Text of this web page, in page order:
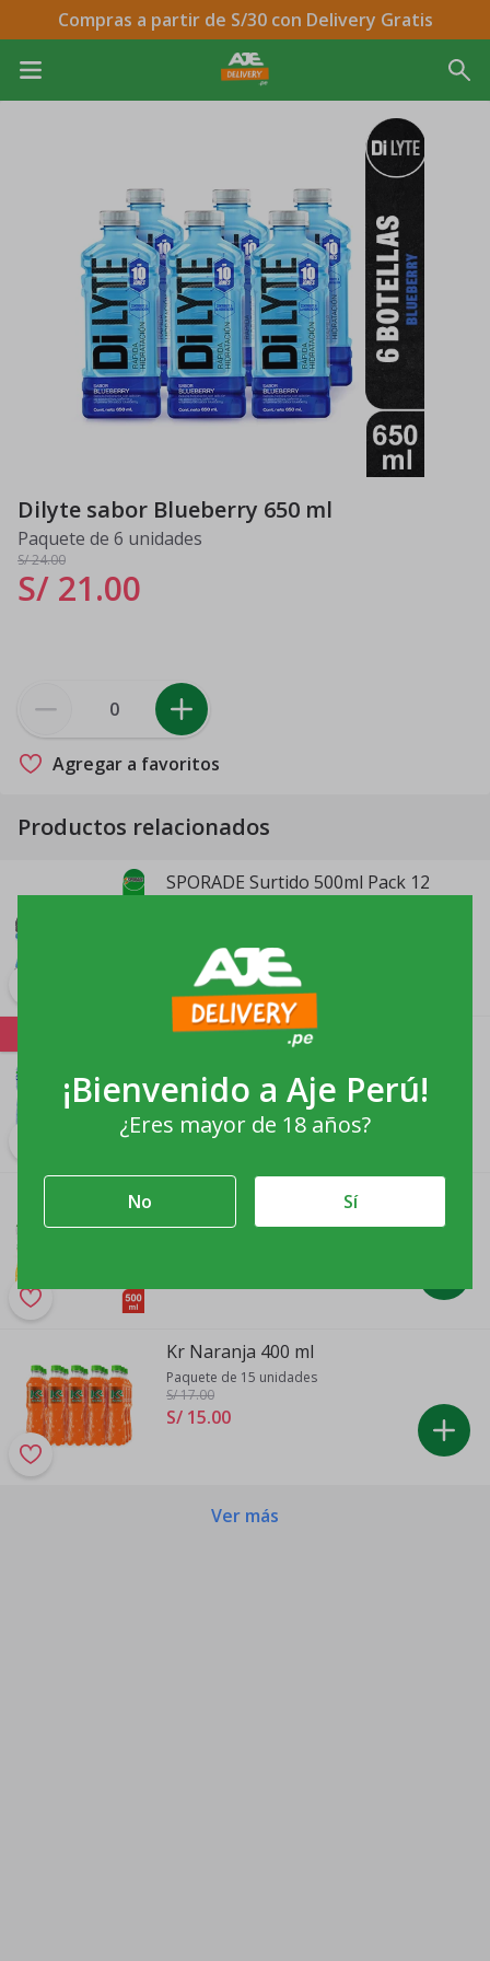
Compras a partir de S/30 con Delivery Gratis
Dilyte sabor Blueberry 650 ml
Paquete de 6 unidades
S/ 24.00
S/ 21.00
Agregar a favoritos
Productos relacionados
SPORADE Surtido 500ml Pack 12
.00
S/ 19.90
Agua CIELO 625ml Pack 15 Botellas
Cielo
S/ 15.00
S/ 11.00
PULP Durazno 500ml Pack 12
Unidades
Kr Naranja 400 ml
Paquete de 15 unidades
S/ 17.00
S/ 15.00
Ver más
¡Bienvenido a Aje Perú!
¿Eres mayor de 18 años?
No Sí